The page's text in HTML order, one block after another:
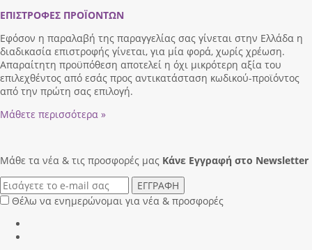
ΕΠΙΣΤΡΟΦΕΣ ΠΡΟΪΟΝΤΩΝ
Εφόσον η παραλαβή της παραγγελίας σας γίνεται στην Ελλάδα η
διαδικασία επιστροφής γίνεται, για μία φορά, χωρίς χρέωση.
Απαραίτητη προϋπόθεση αποτελεί η όχι μικρότερη αξία του
επιλεχθέντος από εσάς προς αντικατάσταση κωδικού-προϊόντος
από την πρώτη σας επιλογή.
Μάθετε περισσότερα »
Μάθε τα νέα & τις προσφορές μας Κάνε Eγγραφή στο Newsletter
ΕΓΓΡΑΦΗ
Θέλω να ενημερώνομαι για νέα & προσφορές